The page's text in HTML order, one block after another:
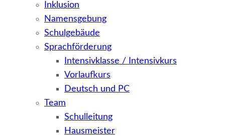
Inklusion
Namensgebung
Schulgebäude
Sprachförderung
Intensivklasse / Intensivkurs
Vorlaufkurs
Deutsch und PC
Team
Schulleitung
Hausmeister